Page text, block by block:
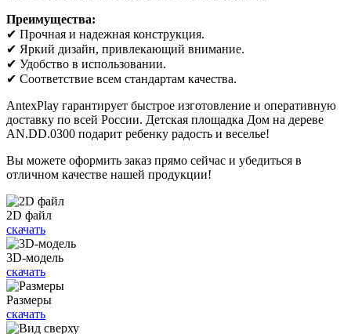
Преимущества:
✔ Прочная и надежная конструкция.
✔ Яркий дизайн, привлекающий внимание.
✔ Удобство в использовании.
✔ Соответствие всем стандартам качества.
AntexPlay гарантирует быстрое изготовление и оперативную
доставку по всей России. Детская площадка Дом на дереве
AN.DD.0300 подарит ребенку радость и веселье!
Вы можете оформить заказ прямо сейчас и убедиться в
отличном качестве нашей продукции!
2D файл
скачать
3D-модель
скачать
Размеры
скачать